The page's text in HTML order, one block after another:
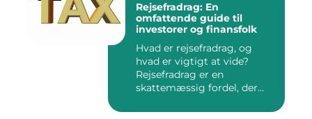
Rejsefradrag: En
omfattende guide til
investorer og finansfolk
Hvad er rejsefradrag, og
hvad er vigtigt at vide?
Rejsefradrag er en
skattemæssig fordel, der